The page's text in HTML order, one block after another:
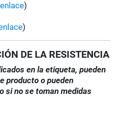
enlace)
)
DE LA RESISTENCIA
en la etiqueta, pueden
producto o pueden
si no se toman medidas